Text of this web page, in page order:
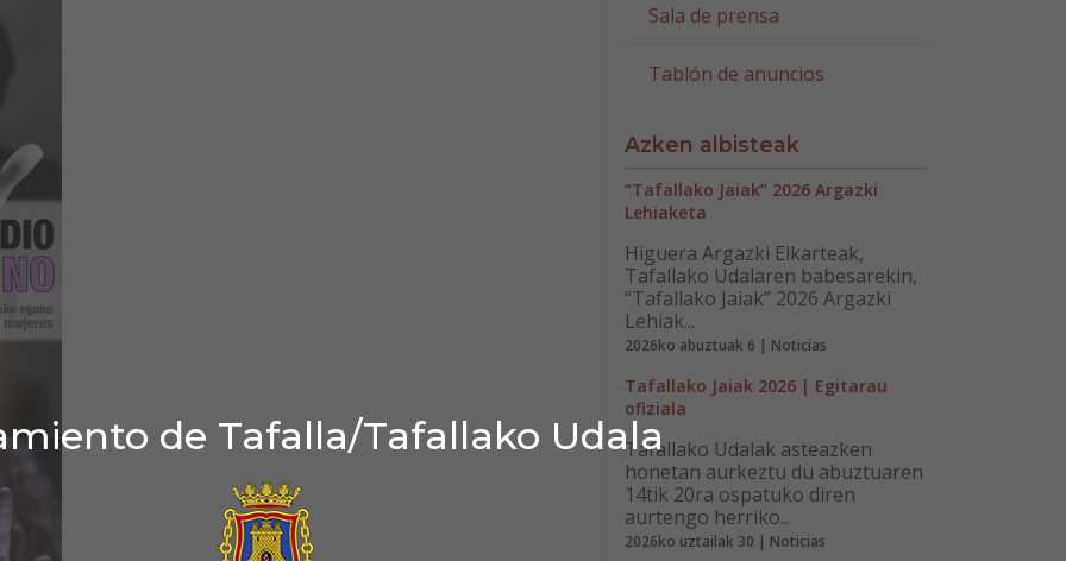
de Tafalla/Tafallako Udala
Sala de prensa
Tablón de anuncios
Azken albisteak
“Tafallako Jaiak” 2026 Argazki
Lehiaketa
Higuera Argazki Elkarteak,
Tafallako Udalaren babesarekin,
“Tafallako Jaiak” 2026 Argazki
Lehiak...
2026ko abuztuak 6 | Noticias
Tafallako Jaiak 2026 | Egitarau
ofiziala
Tafallako Udalak asteazken
honetan aurkeztu du abuztuaren
14tik 20ra ospatuko diren
aurtengo herriko...
2026ko uztailak 30 | Noticias